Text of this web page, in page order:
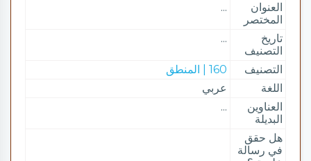
العنوان
المختصر
...
تاريخ
التصنيف
...
التصنيف
160 | المنطق
اللغة
عربي
العناوين
البديلة
...
هل حقق
في رسالة